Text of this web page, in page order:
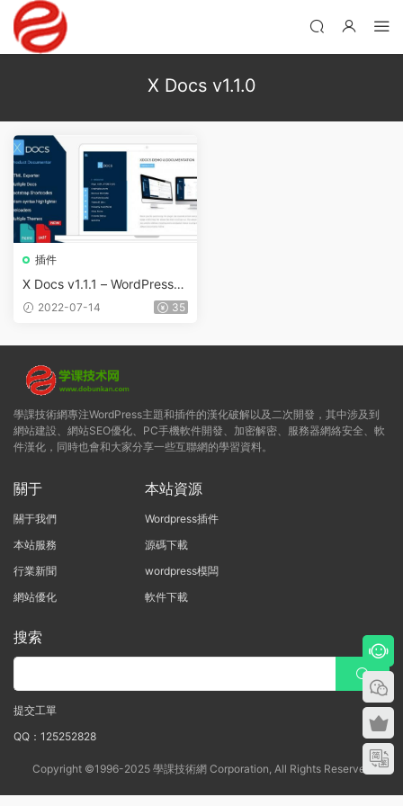
X Docs v1.1.0
插件
X Docs v1.1.1 – WordPress産
品文檔創建者
2022-07-14 35
學課技術網專注WordPress主題和插件的漢化破解以及二次開發，其中涉及到
網站建設、網站SEO優化、PC手機軟件開發、加密解密、服務器網絡安全、軟
件漢化，同時也會和大家分享一些互聯網的學習資料。
關于
關于我們
本站服務
行業新聞
網站優化
本站資源
Wordpress插件
源碼下載
wordpress模闆
軟件下載
搜索
提交工單
QQ：125252828
Copyright ©1996-2025 學課技術網 Corporation, All Rights Reserved